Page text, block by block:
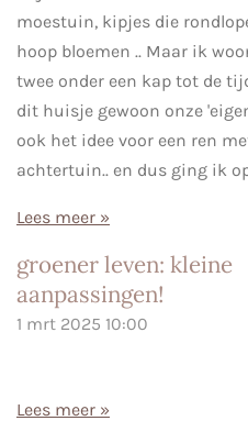
moestuin, kipjes die
hoop bloemen .. Maar ik
twee onder een kap tot de
dit huisje gewoon onze
ook het idee voor een ren
achtertuin.. en dus ging ik
Lees meer »
groener leven: kleine
aanpassingen!
1 mrt 2025 10:00
Lees meer »